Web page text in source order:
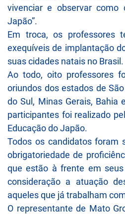
vivenciar e observar
Japão”.
Em troca, os professores
exequíveis de implantação
suas cidades natais no Brasil.
Ao todo, oito professores
oriundos dos estados de
do Sul, Minas Gerais, Bahia
participantes foi realizado
Educação do Japão.
Todos os candidatos foram
obrigatoriedade de
que estão à frente em
consideração a atuação
aqueles que já trabalham
O representante de Mato